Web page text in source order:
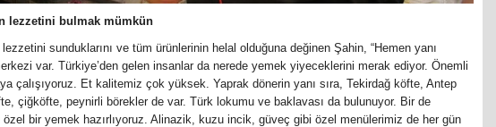
lezzetini bulmak mümkün
lezzetini sunduklarını ve tüm ürünlerinin helal olduğuna değinen Şahin, “Hemen yanı
var. Türkiye’den gelen insanlar da nerede yemek yiyeceklerini merak ediyor. Önemli
çalışıyoruz. Et kalitemiz çok yüksek. Yaprak dönerin yanı sıra, Tekirdağ köfte, Antep
çiğköfte, peynirli börekler de var. Türk lokumu ve baklavası da bulunuyor. Bir de
özel bir yemek hazırlıyoruz. Alinazik, kuzu incik, güveç gibi özel menülerimiz de her gün